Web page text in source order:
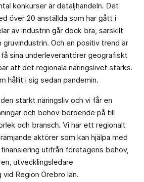
konkurser är detaljhandeln. Det
över 20 anställda som har gått i
av industrin går dock bra, särskilt
gruvindustrin. Och en positiv trend är
sina underleverantörer geografiskt
att det regionala näringslivet stärks.
hållit i sig sedan pandemin.
starkt näringsliv och vi får en
och behov beroende på till
och bransch. Vi har ett regionalt
aktörer som kan hjälpa med
utifrån företagens behov,
utvecklingsledare
Region Örebro län.